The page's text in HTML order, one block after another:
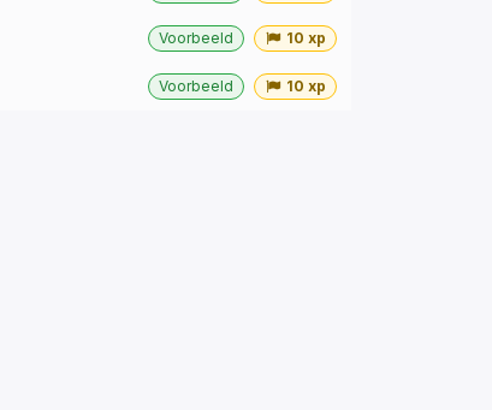
Voorbeeld 10 xp
Voorbeeld 10 xp